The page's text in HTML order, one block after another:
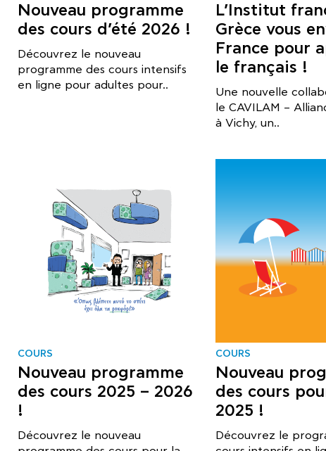
Nouveau programme
des cours d’été 2026 !
Découvrez le nouveau
programme des cours intensifs
en ligne pour adultes pour..
L’Institut
Grèce vous
France pour
le français !
Une nouvelle
le CAVILAM –
à Vichy, un..
COURS
Nouveau programme
des cours 2025 – 2026
!
Découvrez le nouveau
COURS
Nouveau
des cours
2025 !
Découvrez le